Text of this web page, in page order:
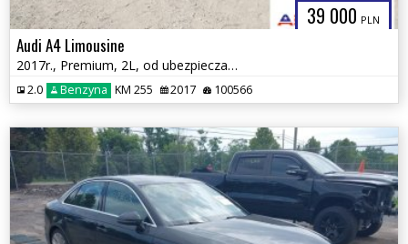
39 000 PLN
Audi A4 Limousine
2017r., Premium, 2L, od ubezpieczalni
2.0 Benzyna KM 255 2017 100566